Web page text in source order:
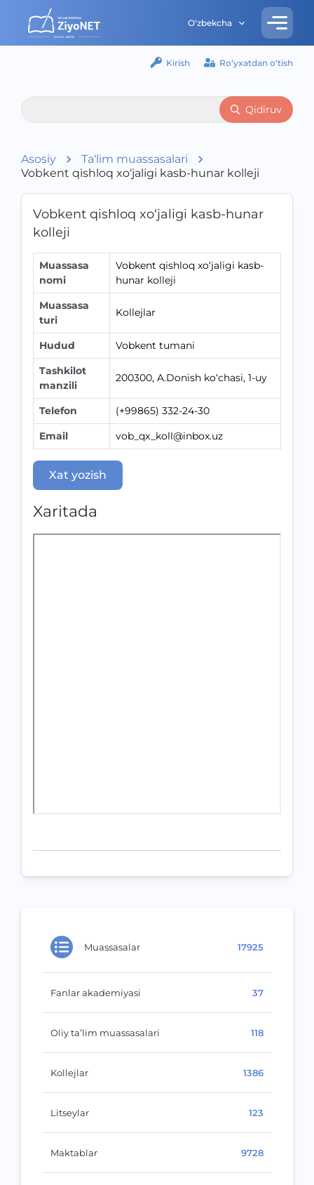
O‘zbekcha
Kirish Ro‘yxatdan o‘tish
Qidiruv
Asosiy
Ta‘lim muassasalari
Vobkent qishloq xo‘jaligi kasb-hunar kolleji
Muassasalar 17925
Fanlar akademiyasi 37
Oliy ta’lim muassasalari 118
Kollejlar 1386
Litseylar 123
Maktablar 9728
Vobkent qishloq xo‘jaligi kasb-hunar
kolleji
Muassasa
nomi
Vobkent qishloq xo‘jaligi kasb-
hunar kolleji
Muassasa
turi
Kollejlar
Hudud
Vobkent tumani
Tashkilot
manzili
200300, A.Donish ko‘chasi, 1-uy
Telefon
(+99865) 332-24-30
Email
vob_qx_koll@inbox.uz
Xat yozish
Xaritada